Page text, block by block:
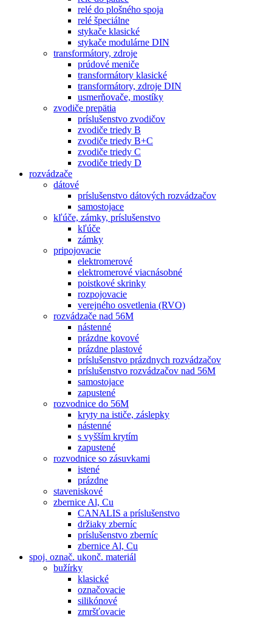
relé do plošného spoja
relé špeciálne
stykače klasické
stykače modulárne DIN
transformátory, zdroje
prúdové meniče
transformátory klasické
transformátory, zdroje DIN
usmerňovače, mostíky
zvodiče prepätia
príslušenstvo zvodičov
zvodiče triedy B
zvodiče triedy B+C
zvodiče triedy C
zvodiče triedy D
rozvádzače
dátové
príslušenstvo dátových rozvádzačov
samostojace
kľúče, zámky, príslušenstvo
kľúče
zámky
pripojovacie
elektromerové
elektromerové viacnásobné
poistkové skrinky
rozpojovacie
verejného osvetlenia (RVO)
rozvádzače nad 56M
nástenné
prázdne kovové
prázdne plastové
príslušenstvo prázdnych rozvádzačov
príslušenstvo rozvádzačov nad 56M
samostojace
zapustené
rozvodnice do 56M
kryty na ističe, záslepky
nástenné
s vyšším krytím
zapustené
rozvodnice so zásuvkami
istené
prázdne
staveniskové
zbernice Al, Cu
CANALIS a príslušenstvo
držiaky zberníc
príslušenstvo zberníc
zbernice Al, Cu
spoj. označ. ukonč. materiál
bužírky
klasické
označovacie
silikónové
zmršťovacie